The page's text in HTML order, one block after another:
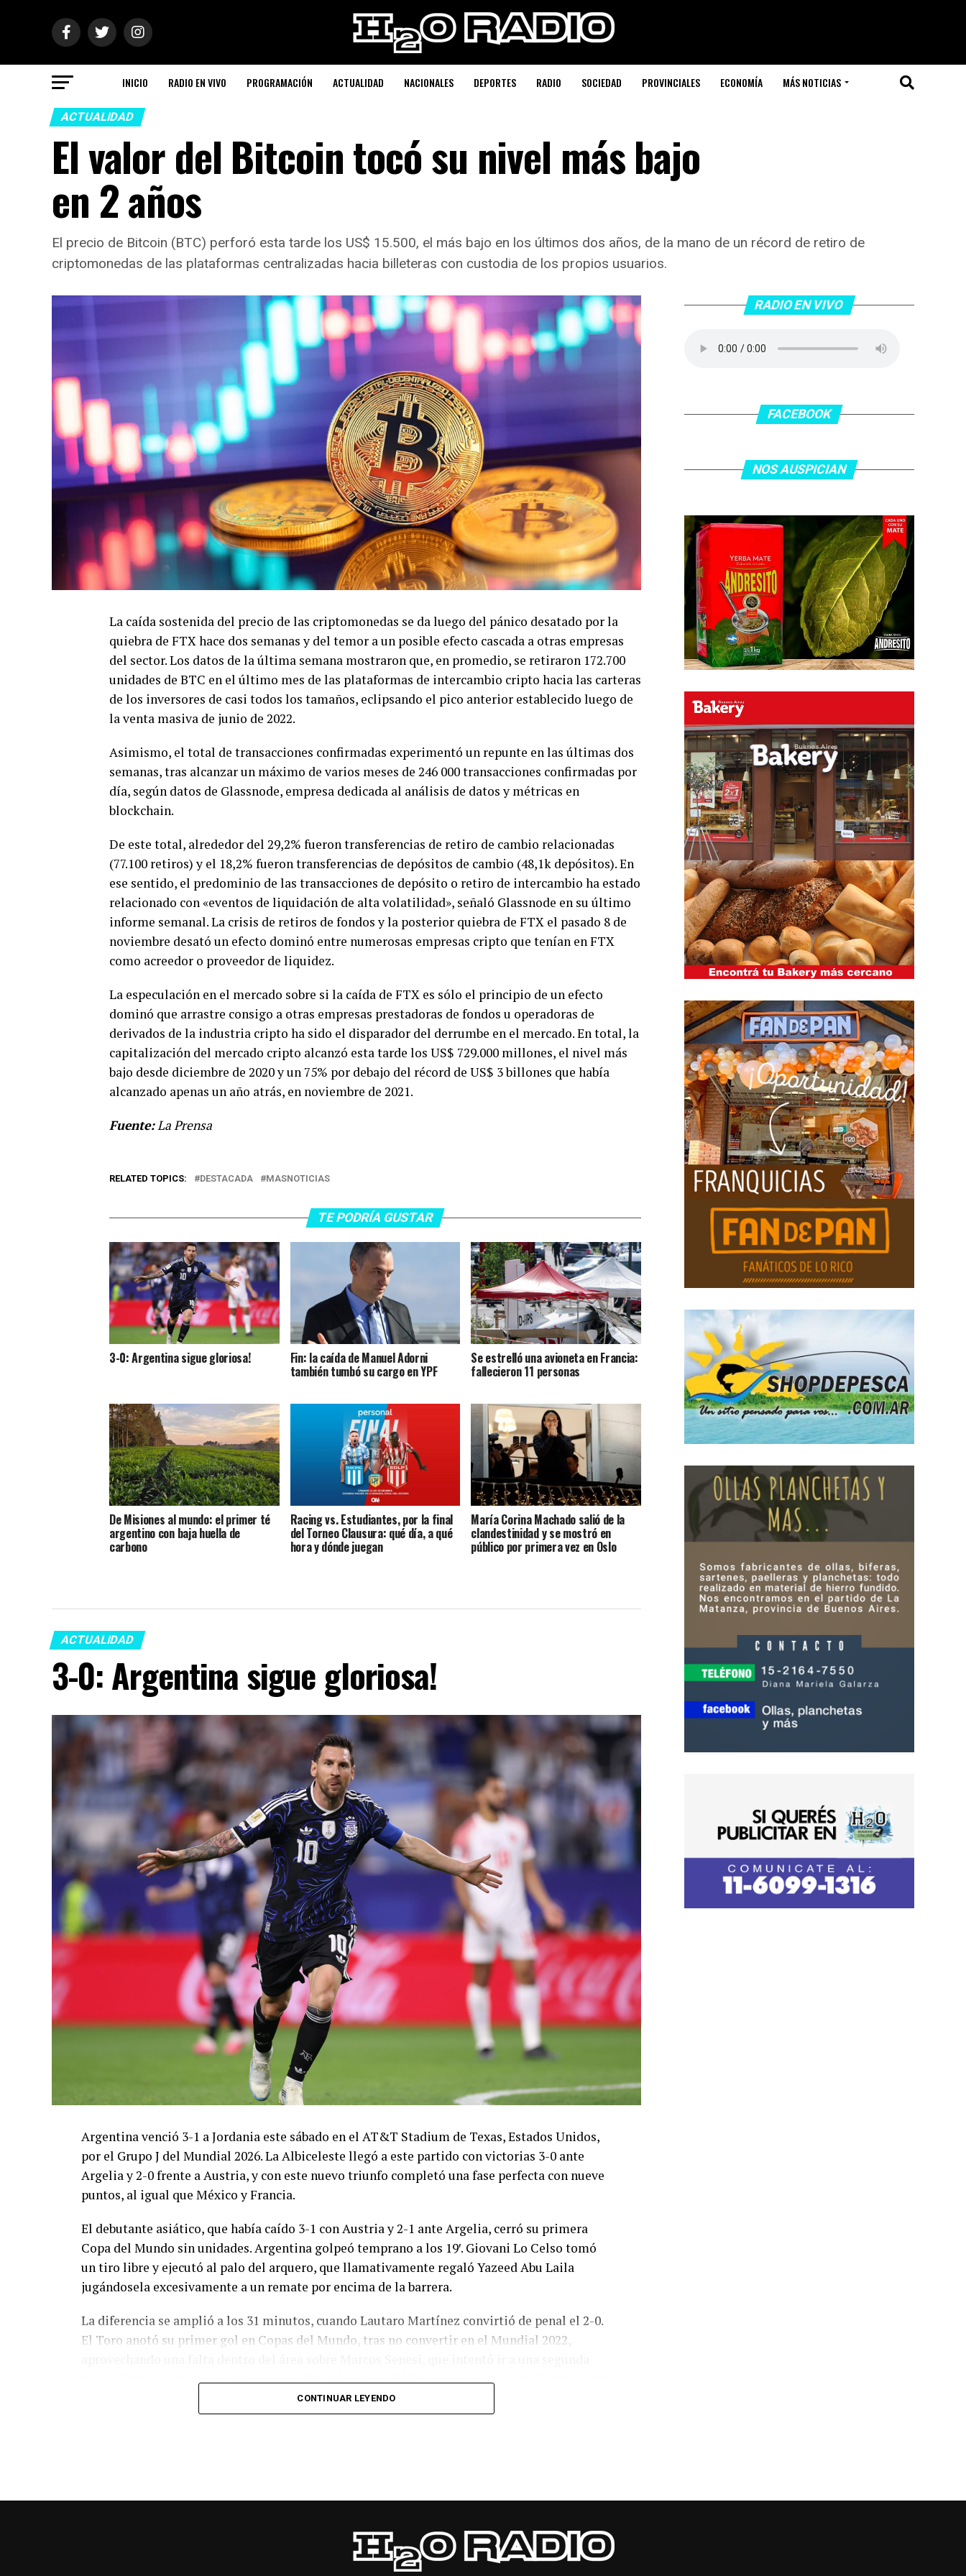
INICIO RADIO EN VIVO PROGRAMACIÓN ACTUALIDAD NACIONALES DEPORTES RADIO SOCIEDAD PROVINCIALES ECONOMÍA MÁS NOTICIAS
ACTUALIDAD
El valor del Bitcoin tocó su nivel más bajo
en 2 años
El precio de Bitcoin (BTC) perforó esta tarde los US$ 15.500, el más bajo en los últimos dos años, de la mano de un récord de retiro de
criptomonedas de las plataformas centralizadas hacia billeteras con custodia de los propios usuarios.
La caída sostenida del precio de las criptomonedas se da luego del pánico desatado por la
quiebra de FTX hace dos semanas y del temor a un posible efecto cascada a otras empresas
del sector. Los datos de la última semana mostraron que, en promedio, se retiraron 172.700
unidades de BTC en el último mes de las plataformas de intercambio cripto hacia las carteras
de los inversores de casi todos los tamaños, eclipsando el pico anterior establecido luego de
la venta masiva de junio de 2022.
Asimismo, el total de transacciones confirmadas experimentó un repunte en las últimas dos
semanas, tras alcanzar un máximo de varios meses de 246 000 transacciones confirmadas por
día, según datos de Glassnode, empresa dedicada al análisis de datos y métricas en
blockchain.
De este total, alrededor del 29,2% fueron transferencias de retiro de cambio relacionadas
(77.100 retiros) y el 18,2% fueron transferencias de depósitos de cambio (48,1k depósitos). En
ese sentido, el predominio de las transacciones de depósito o retiro de intercambio ha estado
relacionado con «eventos de liquidación de alta volatilidad», señaló Glassnode en su último
informe semanal. La crisis de retiros de fondos y la posterior quiebra de FTX el pasado 8 de
noviembre desató un efecto dominó entre numerosas empresas cripto que tenían en FTX
como acreedor o proveedor de liquidez.
La especulación en el mercado sobre si la caída de FTX es sólo el principio de un efecto
dominó que arrastre consigo a otras empresas prestadoras de fondos u operadoras de
derivados de la industria cripto ha sido el disparador del derrumbe en el mercado. En total, la
capitalización del mercado cripto alcanzó esta tarde los US$ 729.000 millones, el nivel más
bajo desde diciembre de 2020 y un 75% por debajo del récord de US$ 3 billones que había
alcanzado apenas un año atrás, en noviembre de 2021.
Fuente:La Prensa
RELATED TOPICS: DESTACADA MASNOTICIAS
TE PODRÍA GUSTAR
3-0: Argentina sigue gloriosa! Fin: la caída de Manuel Adorni
también tumbó su cargo en YPF
Se estrelló una avioneta en Francia:
fallecieron 11 personas
De Misiones al mundo: el primer té
argentino con baja huella de
carbono
Racing vs. Estudiantes, por la final
del Torneo Clausura: qué día, a qué
hora y dónde juegan
María Corina Machado salió de la
clandestinidad y se mostró en
público por primera vez en Oslo
ACTUALIDAD
3-0: Argentina sigue gloriosa!
Argentina venció 3-1 a Jordania este sábado en el AT&T Stadium de Texas, Estados Unidos,
por el Grupo J del Mundial 2026. La Albiceleste llegó a este partido con victorias 3-0 ante
Argelia y 2-0 frente a Austria, y con este nuevo triunfo completó una fase perfecta con nueve
puntos, al igual que México y Francia.
El debutante asiático, que había caído 3-1 con Austria y 2-1 ante Argelia, cerró su primera
Copa del Mundo sin unidades. Argentina golpeó temprano a los 19′. Giovani Lo Celso tomó
un tiro libre y ejecutó al palo del arquero, que llamativamente regaló Yazeed Abu Laila
jugándosela excesivamente a un remate por encima de la barrera.
La diferencia se amplió a los 31 minutos, cuando Lautaro Martínez convirtió de penal el 2-0.
El Toro anotó su primer gol en Copas del Mundo, tras no convertir en el Mundial 2022,
pelota luego de un tiro en el travesaño del delanatero del Inter, pero se terminó llevando una
CONTINUAR LEYENDO
RADIO EN VIVO
FACEBOOK
NOS AUSPICIAN